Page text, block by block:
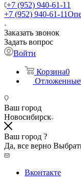
+7 (952) 940-61-11
+7 (952) 940-61-11
Заказать звонок
Задать вопрос
Войти
Корзина0
Отложенные
Ваш город
Новосибирск
Ваш город ?
Да, все верно
Вконтакте